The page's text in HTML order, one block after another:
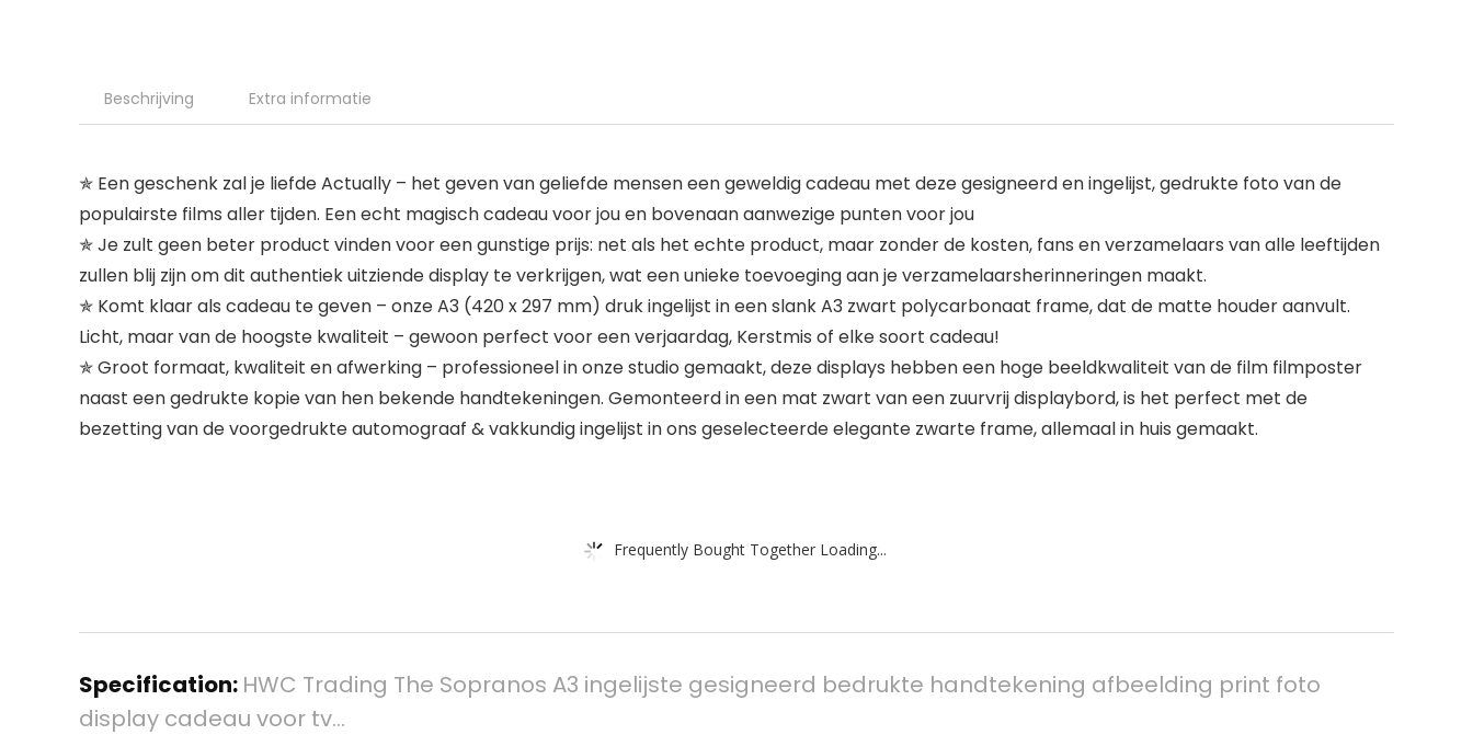
Beschrijving Extra informatie
✯ Een geschenk zal je liefde Actually – het geven van geliefde mensen een geweldig cadeau met deze gesigneerd en ingelijst, gedrukte foto van de
populairste films aller tijden. Een echt magisch cadeau voor jou en bovenaan aanwezige punten voor jou
✯ Je zult geen beter product vinden voor een gunstige prijs: net als het echte product, maar zonder de kosten, fans en verzamelaars van alle leeftijden
zullen blij zijn om dit authentiek uitziende display te verkrijgen, wat een unieke toevoeging aan je verzamelaarsherinneringen maakt.
✯ Komt klaar als cadeau te geven – onze A3 (420 x 297 mm) druk ingelijst in een slank A3 zwart polycarbonaat frame, dat de matte houder aanvult.
Licht, maar van de hoogste kwaliteit – gewoon perfect voor een verjaardag, Kerstmis of elke soort cadeau!
✯ Groot formaat, kwaliteit en afwerking – professioneel in onze studio gemaakt, deze displays hebben een hoge beeldkwaliteit van de film filmposter
naast een gedrukte kopie van hen bekende handtekeningen. Gemonteerd in een mat zwart van een zuurvrij displaybord, is het perfect met de
bezetting van de voorgedrukte automograaf & vakkundig ingelijst in ons geselecteerde elegante zwarte frame, allemaal in huis gemaakt.
Frequently Bought Together Loading...
Specification: HWC Trading The Sopranos A3 ingelijste gesigneerd bedrukte handtekening afbeelding print foto
display cadeau voor tv…